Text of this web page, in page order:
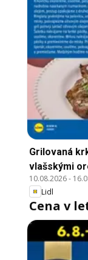
Grilovaná
vlašskými
nivou,
10.08.2026-
Lidl
Cena v